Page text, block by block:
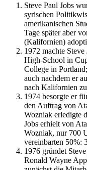
Steve Paul Jobs
syrischen
amerikanischen
Tage später aber
(Kalifornien)
1972 machte
High-School in
College in
auch nachdem er
nach Kalifornien
1974 besorgte er
den Auftrag von
Wozniak erledigte
Jobs erhielt von
Wozniak, nur 700
vereinbarten 50%:
1976 gründet
Ronald Wayne